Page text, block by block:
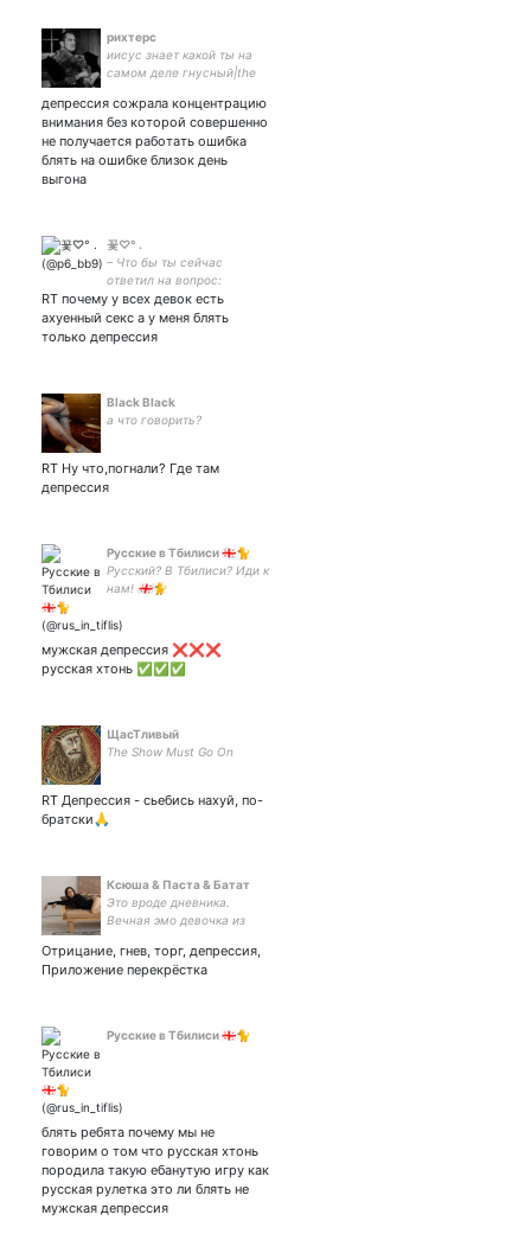
рихтерс
иисус знает какой ты на
самом деле гнусный|the
мной под игги попа|-ты не
можешь быть в моей
тусовке если ты не
куришь(
депрессия сожрала концентрацию
внимания без которой совершенно
не получается работать ошибка
блять на ошибке близок день
выгона
꽃♡° .
– Что бы ты сейчас
ответил на вопрос:
«Пойдем домой?» – Я уже
дома.
RT почему у всех девок есть
ахуенный секс а у меня блять
только депрессия
Black Black
а что говорить?
RT Ну что,погнали? Где там
депрессия
Русские в Тбилиси 🇬🇪🐈
Русский? В Тбилиси? Иди к
нам! 🇬🇪🐈
мужская депрессия ❌❌❌
русская хтонь ✅✅✅
ЩасТливый
The Show Must Go On
RT Депрессия - сьебись нахуй, по-
братски🙏
Ксюша & Паста & Батат
Это вроде дневника.
Вечная эмо девочка из
Танцую на шесте.
Отрицание, гнев, торг, депрессия,
Приложение перекрёстка
Русские в Тбилиси 🇬🇪🐈
блять ребята почему мы не
говорим о том что русская хтонь
породила такую ебанутую игру как
русская рулетка это ли блять не
мужская депрессия